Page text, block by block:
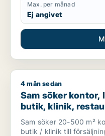
Max. per månad
Ej angivet
Sam söker kontor,
4 mån sedan
Sam söker kontor,
butik, klinik,
fastighetsmark,
eller garage till salu
Sam söker 20-500 m²
butik / klinik till